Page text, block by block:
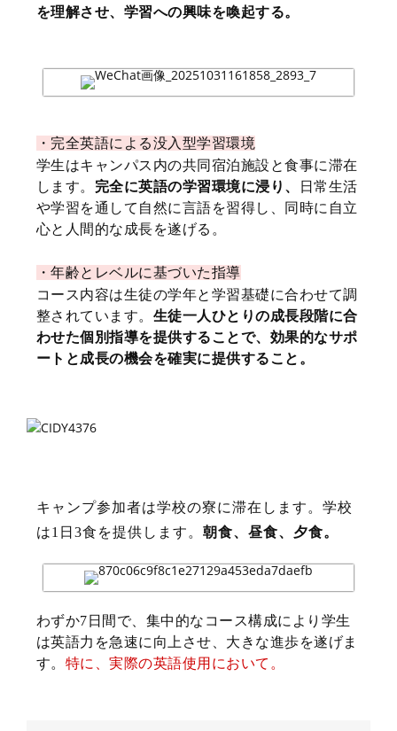
を理解させ、学習への興味を喚起する。
・ 完全英語による没入型学習環境
学生はキャンパス内の共同宿泊施設と食事に滞在
します。 完全に英語の学習環境に浸り、
日常生活
や学習を通して自然に言語を習得し、同時に自立
心と人間的な成長を遂げる。
・年齢とレベルに基づいた指導
コース内容は生徒の学年と学習基礎に合わせて調
整されています。 生徒一人ひとりの成長段階に合
わせた個別指導を提供することで、効果的なサポ
ートと成長の機会を確実に提供すること。
キャンプ参加者は学校の寮に滞在します。学校
は1日3食を提供します。 朝食、昼食、夕食。
わずか7日間で、集中的なコース構成により学生
は英語力を急速に向上させ、大きな進歩を遂げま
す。 特に、実際の英語使用において。